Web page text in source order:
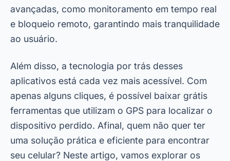
avançadas, como monitoramento em tempo real
e bloqueio remoto, garantindo mais tranquilidade
ao usuário.
Além disso, a tecnologia por trás desses
aplicativos está cada vez mais acessível. Com
apenas alguns cliques, é possível baixar grátis
ferramentas que utilizam o GPS para localizar o
dispositivo perdido. Afinal, quem não quer ter
uma solução prática e eficiente para encontrar
seu celular? Neste artigo, vamos explorar os